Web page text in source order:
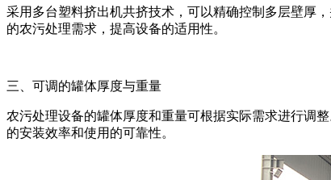
采用多台塑料挤出机共挤技术，可以精确控制多层壁厚
的农污处理需求，提高设备的适用性。
三、可调的罐体厚度与重量
农污处理设备的罐体厚度和重量可根据实际需求进行调
的安装效率和使用的可靠性。